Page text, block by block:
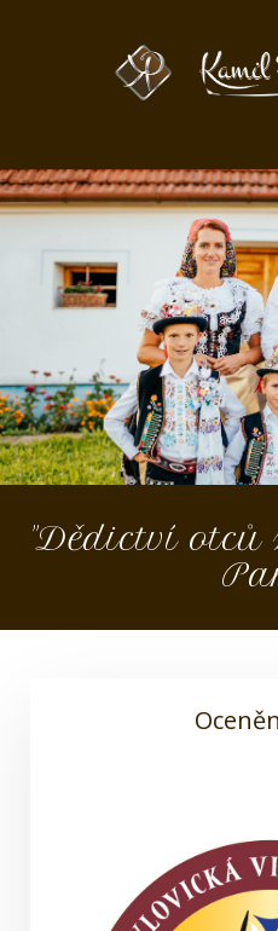
"Dědictví otců